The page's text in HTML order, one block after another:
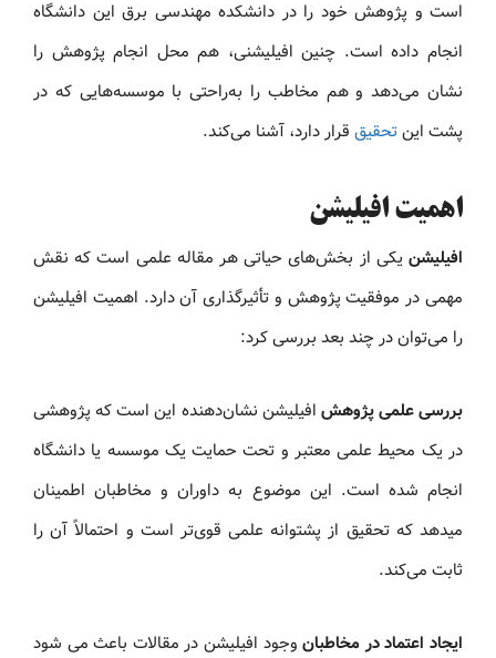
است و پژوهش خود را در دانشکده مهندسی برق این دانشگاه
انجام داده است. چنین افیلیشنی، هم محل انجام پژوهش را
نشان می‌دهد و هم مخاطب را به‌راحتی با موسسه‌هایی که در
پشت اینتحقیق قرار دارد، آشنا می‌کند.
اهمیت افیلیشن
افیلیشن یکی از بخش‌های حیاتی هر مقاله علمی است که نقش
مهمی در موفقیت پژوهش و تأثیرگذاری آن دارد. اهمیت افیلیشن
را می‌توان در چند بعد بررسی کرد:
بررسی علمی پژوهش افیلیشن نشان‌دهنده این است که پژوهشی
در یک محیط علمی معتبر و تحت حمایت یک موسسه یا دانشگاه
انجام شده است. این موضوع به داوران و مخاطبان اطمینان
میدهد که تحقیق از پشتوانه علمی قوی‌تر است و احتمالاً آن را
ثابت می‌کند.
ایجاد اعتماد در مخاطبانوجود افیلیشن در مقالات باعث می شود